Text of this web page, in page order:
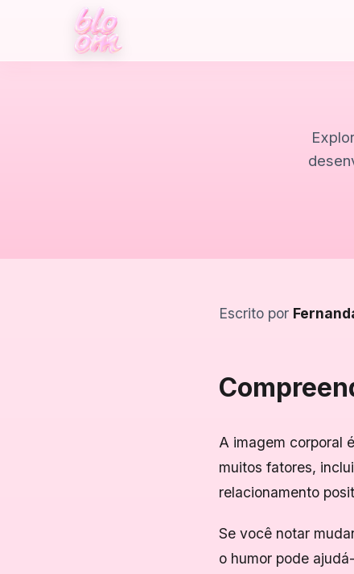
Escrito por
A imagem corporal
muitos fatores,
relacionamento
Se você notar
o humor pode